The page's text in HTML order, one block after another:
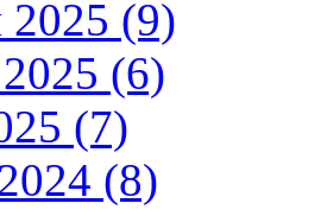
2025 (9)
(6)
(7)
(8)